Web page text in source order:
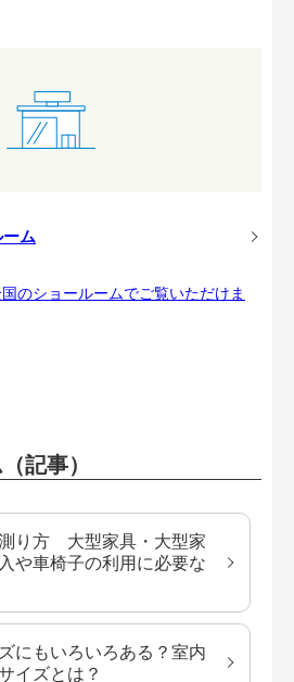
ム
のショールームでご覧いただけま
記事）
り方 大型家具・大型家
や車椅子の利用に必要な
にもいろいろある？室内
イズとは？